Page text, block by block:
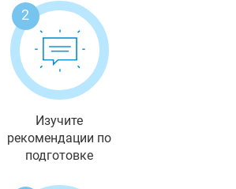
2
Изучите
рекомендации по
подготовке